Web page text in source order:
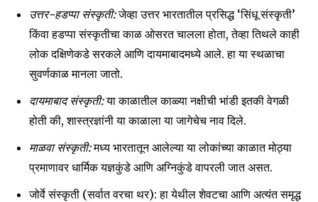
उत्तर-हडप्पा संस्कृती:जेव्हा उत्तर भारतातील प्रसिद्ध ‘सिंधू संस्कृती’
किंवा हडप्पा संस्कृतीचा काळ ओसरत चालला होता, तेव्हा तिथले काही
लोक दक्षिणेकडे सरकले आणि दायमाबादमध्ये आले. हा या स्थळाचा
सुवर्णकाळ मानला जातो.
दायमाबाद संस्कृती:या काळातील काळ्या नक्षीची भांडी इतकी वेगळी
होती की, शास्त्रज्ञांनी या काळाला या जागेचेच नाव दिले.
माळवा संस्कृती:मध्य भारतातून आलेल्या या लोकांच्या काळात मोठ्या
प्रमाणावर धार्मिक यज्ञकुंडे आणि अग्निकुंडे वापरली जात असत.
जोर्वे संस्कृती (सर्वात वरचा थर): हा येथील शेवटचा आणि अत्यंत समृद्ध